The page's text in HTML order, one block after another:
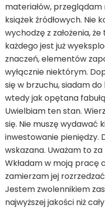
materiałów,
książek źródłowych. Nie
wychodzę z założenia,
każdego jest już
znaczeń, elementów
wyłącznie niektórym.
się w brzuchu, siadam
wtedy jak opętana
Uwielbiam ten stan.
się. Nie muszę wydawać
inwestowanie pieniędzy.
wskazana. Uważam to
Wkładam w moją pracę
zamierzam jej
Jestem zwolennikiem
najwyższej jakości niż